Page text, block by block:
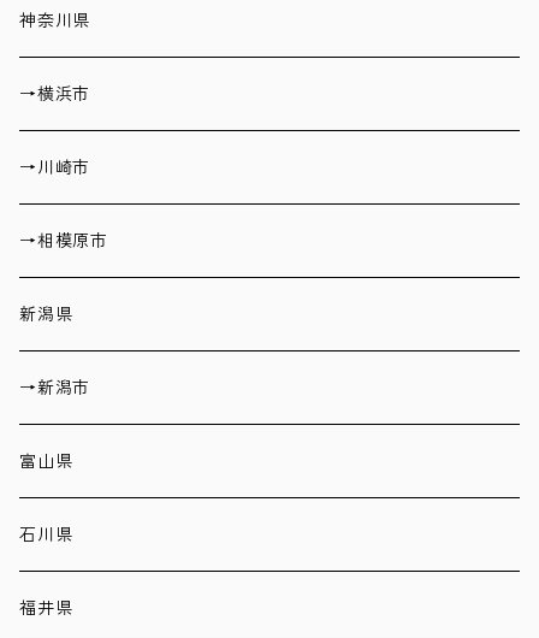
神奈川県
→横浜市
→川崎市
→相模原市
新潟県
→新潟市
富山県
石川県
福井県